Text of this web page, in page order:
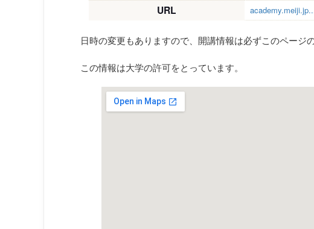
URL
日時の変更もありますので、開講情報は必ずこのページ
この情報は大学の許可をとっています。